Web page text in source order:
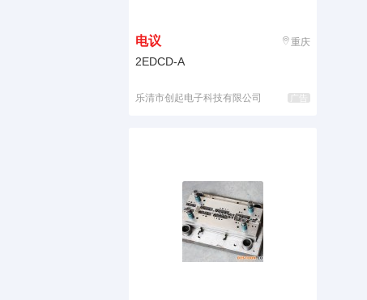
电议 重庆
2EDCD-A
乐清市创起电子科技有限公司 广告